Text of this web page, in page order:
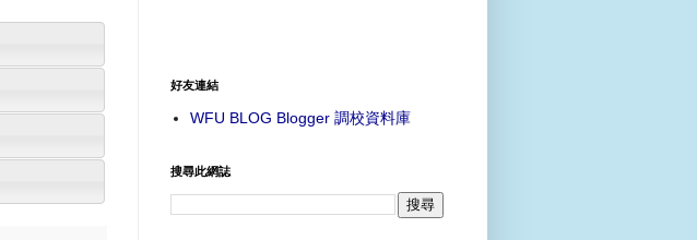
好友連結
WFU BLOG Blogger 調校資料庫
搜尋此網誌